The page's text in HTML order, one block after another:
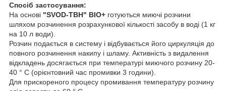
Спосіб застосування:
На основі "SVOD-ТВН" BIO+ готуються миючі розчини
шляхом розчинення розрахункової кількості засобу в воді (1 кг
на 10 л води).
Розчин подається в систему і відбувається його циркуляція до
повного розчинення накипу і шламу. Активність з видалення
відкладень досягається при температурі миючого розчину 20-
40 ° C (орієнтовний час промивки 3 години).
Для прискореного процесу промивання температуру розчину